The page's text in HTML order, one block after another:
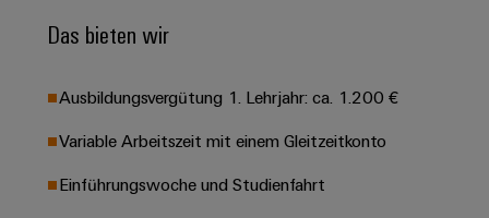
Moderne
und
Lösungen
klimafreundliche
Mobilitat
im
Bahnverkehr
Connector
Equipment
Access
Cloud-
Services
Industrial
Service
Thüringen
Das bieten wir
Ausbildungsvergütung 1. Lehrjahr: ca. 1.200 €
Variable Arbeitszeit mit einem Gleitzeitkonto
Einführungswoche und Studienfahrt